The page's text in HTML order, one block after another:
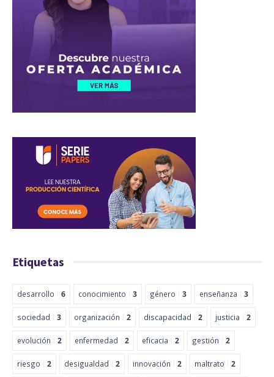
Etiquetas
desarrollo 6 conocimiento 3 género 3 enseñanza 3
sociedad 3 organización 2 discapacidad 2 justicia 2
evolución 2 enfermedad 2 eficacia 2 gestión 2
riesgo 2 desigualdad 2 innovación 2 maltrato 2